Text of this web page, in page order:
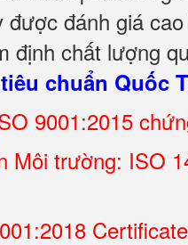
đánh giá
định chất lượng
chuẩn Quốc
9001:2015
Môi trường: ISO